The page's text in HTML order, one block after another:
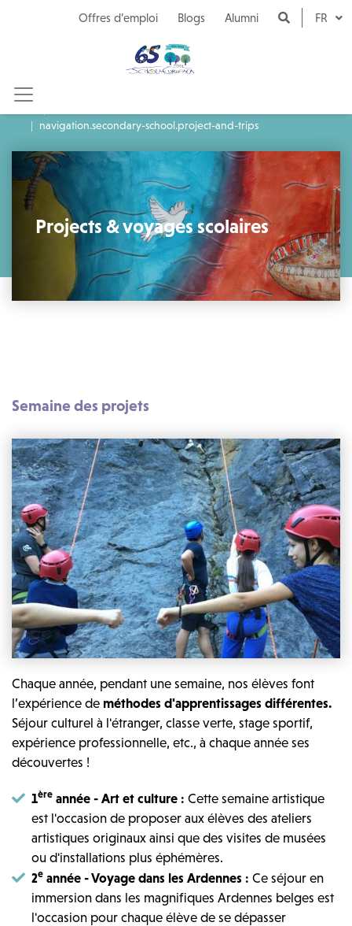
Offres d’emploi Blogs Alumni FR
navigation.secondary-school.project-and-trips
Projects & voyages scolaires
Semaine des projets
Chaque année, pendant une semaine, nos élèves font
l’expérience de méthodes d'apprentissages différentes.
Séjour culturel à l'étranger, classe verte, stage sportif,
expérience professionnelle, etc., à chaque année ses
découvertes !
1ère année - Art et culture : Cette semaine artistique
est l'occasion de proposer aux élèves des ateliers
artistiques originaux ainsi que des visites de musées
ou d'installations plus éphémères.
2e année - Voyage dans les Ardennes : Ce séjour en
immersion dans les magnifiques Ardennes belges est
l'occasion pour chaque élève de se dépasser